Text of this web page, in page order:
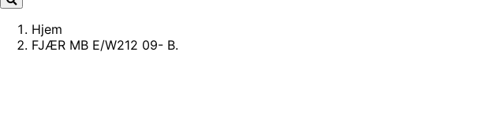
Hjem
FJÆR MB E/W212 09- B.